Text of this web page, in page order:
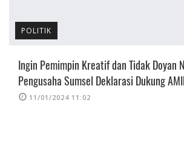
POLITIK
Ingin Pemimpin Kreatif dan Tidak Doyan
Pengusaha Sumsel Deklarasi Dukung
11/01/2024 11:02